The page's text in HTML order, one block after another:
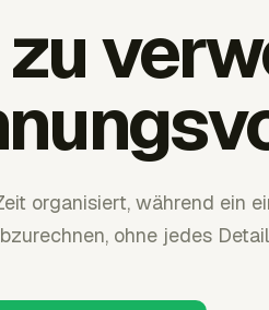
organisiert, während ein
ohne jedes